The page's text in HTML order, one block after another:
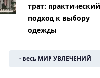
трат: практический
подход к выбору
одежды
- весь МИР УВЛЕЧЕНИЙ